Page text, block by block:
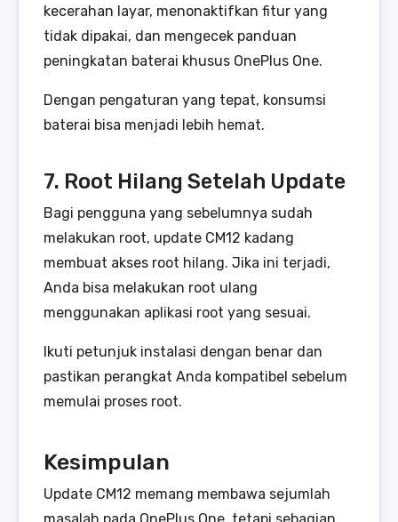
kecerahan layar, menonaktifkan fitur yang
tidak dipakai, dan mengecek panduan
peningkatan baterai khusus OnePlus One.
Dengan pengaturan yang tepat, konsumsi
baterai bisa menjadi lebih hemat.
7. Root Hilang Setelah Update
Bagi pengguna yang sebelumnya sudah
melakukan root, update CM12 kadang
membuat akses root hilang. Jika ini terjadi,
Anda bisa melakukan root ulang
menggunakan aplikasi root yang sesuai.
Ikuti petunjuk instalasi dengan benar dan
pastikan perangkat Anda kompatibel sebelum
memulai proses root.
Kesimpulan
Update CM12 memang membawa sejumlah